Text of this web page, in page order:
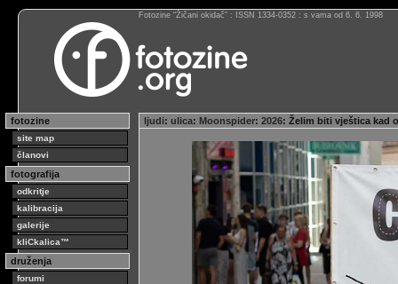
Fotozine “Žičani okidač” : ISSN 1334-0352 : s vama od 6. 6. 1998
fotozine
site map
članovi
fotografija
odkritje
kalibracija
galerije
kliCkalica™
druženja
forumi
ljudi: ulica: Moonspider: 2026: Želim biti vještica kad